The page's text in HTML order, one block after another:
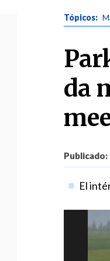
Tópicos:
da
Publicado:
El